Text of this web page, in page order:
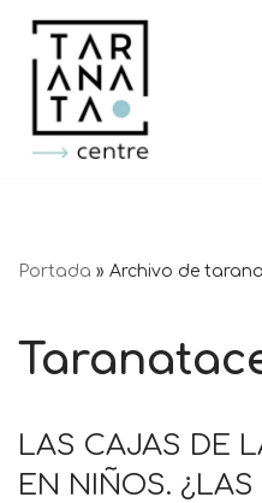
Saltar
contenido
Portada » Archivo de
LAS CAJAS DE
EN NIÑOS.